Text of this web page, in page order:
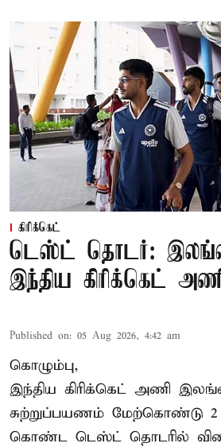
கிரிக்கெட்
டெஸ்ட் தொடர்:
இந்திய கிரிக்கெட்
Published on: 05 Aug 2026, 4:42 am
கொழும்பு,
இந்திய கிரிக்கெட் அணி
சுற்றுப்பயணம் மேற்கொண்டு
கொண்ட டெஸ்ட் தொடரில்